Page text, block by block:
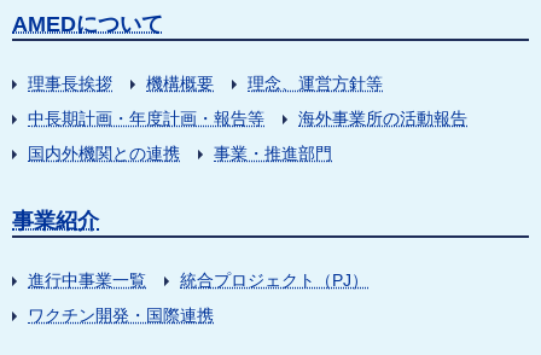
AMEDについて
理事長挨拶 機構概要
理念、運営方針等
中長期計画・年度計画・報告等
海外事業所の活動報告
国内外機関との連携
事業・推進部門
事業紹介
進行中事業一覧
統合プロジェクト（PJ）
ワクチン開発・国際連携